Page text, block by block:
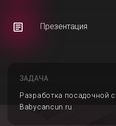
Презентация
ЗАДАЧА
Разработка посадочной
Babycancun.ru